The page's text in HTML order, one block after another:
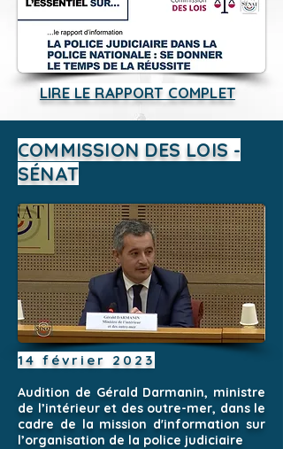
LIRE LE RAPPORT COMPLET
COMMISSION DES LOIS -
SÉNAT
14 février 2023
Audition de Gérald Darmanin, ministre
de l’intérieur et des outre-mer, dans le
cadre de la mission d'information sur
l’organisation de la police judiciaire